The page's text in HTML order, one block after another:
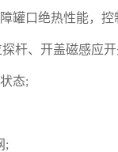
罐口绝热性能，控
杆、开盖磁感应开
态;
;